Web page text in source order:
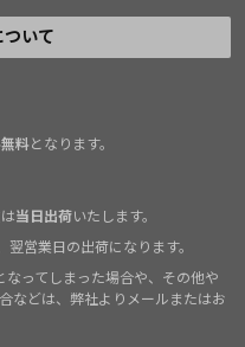
ついて
料となります。
当日出荷いたします。
営業日の出荷になります。
ってしまった場合や、その他や
などは、弊社よりメールまたはお